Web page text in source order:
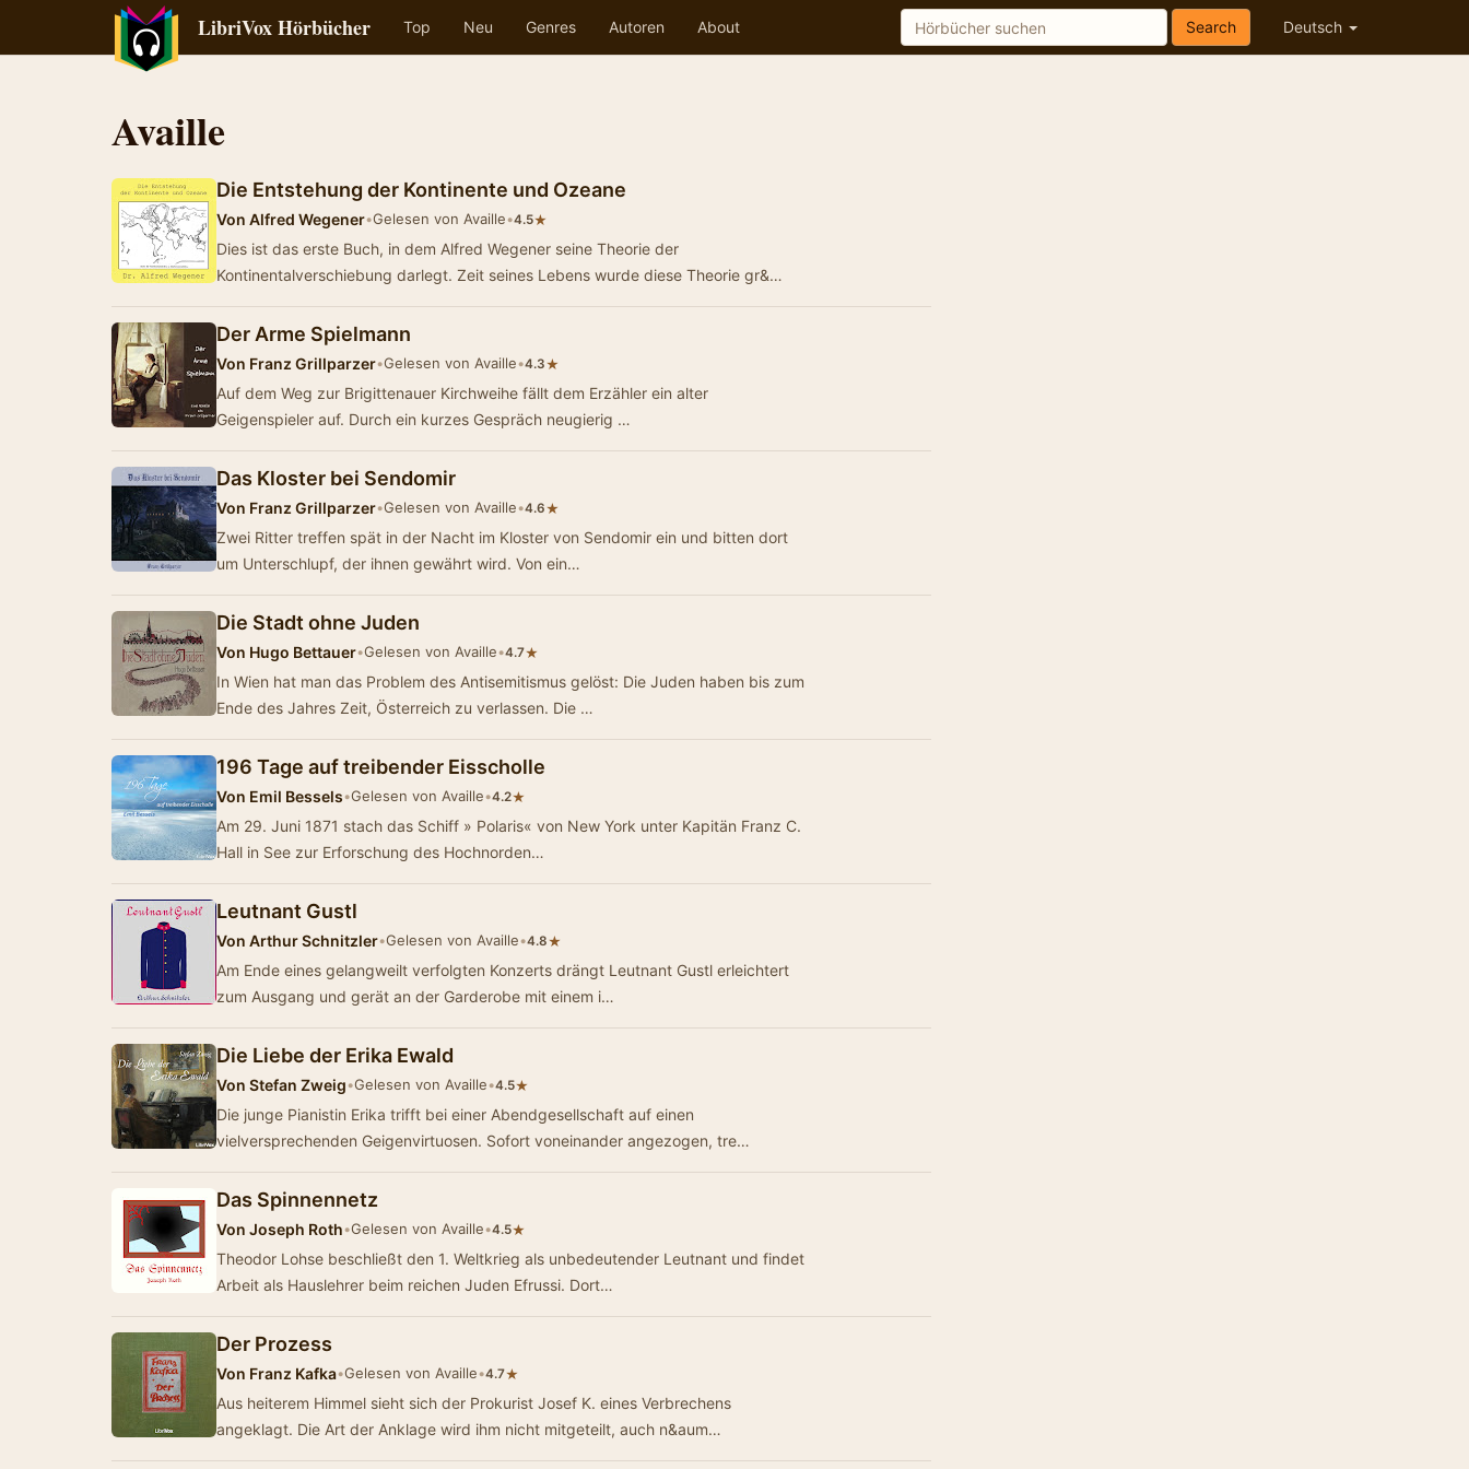
LibriVox Hörbücher Top Neu Genres Autoren About Deutsch
Search
Availle
Die Entstehung der Kontinente und Ozeane
Von Alfred Wegener•Gelesen von Availle•4.5★
Dies ist das erste Buch, in dem Alfred Wegener seine Theorie der
Kontinentalverschiebung darlegt. Zeit seines Lebens wurde diese Theorie gr&…
Der Arme Spielmann
Von Franz Grillparzer•Gelesen von Availle•4.3★
Auf dem Weg zur Brigittenauer Kirchweihe fällt dem Erzähler ein alter
Geigenspieler auf. Durch ein kurzes Gespräch neugierig …
Das Kloster bei Sendomir
Von Franz Grillparzer•Gelesen von Availle•4.6★
Zwei Ritter treffen spät in der Nacht im Kloster von Sendomir ein und bitten dort
um Unterschlupf, der ihnen gewährt wird. Von ein…
Die Stadt ohne Juden
Von Hugo Bettauer•Gelesen von Availle•4.7★
In Wien hat man das Problem des Antisemitismus gelöst: Die Juden haben bis zum
Ende des Jahres Zeit, Österreich zu verlassen. Die …
196 Tage auf treibender Eisscholle
Von Emil Bessels•Gelesen von Availle•4.2★
Am 29. Juni 1871 stach das Schiff » Polaris« von New York unter Kapitän Franz C.
Hall in See zur Erforschung des Hochnorden…
Leutnant Gustl
Von Arthur Schnitzler•Gelesen von Availle•4.8★
Am Ende eines gelangweilt verfolgten Konzerts drängt Leutnant Gustl erleichtert
zum Ausgang und gerät an der Garderobe mit einem i…
Die Liebe der Erika Ewald
Von Stefan Zweig•Gelesen von Availle•4.5★
Die junge Pianistin Erika trifft bei einer Abendgesellschaft auf einen
vielversprechenden Geigenvirtuosen. Sofort voneinander angezogen, tre…
Das Spinnennetz
Von Joseph Roth•Gelesen von Availle•4.5★
Theodor Lohse beschließt den 1. Weltkrieg als unbedeutender Leutnant und findet
Arbeit als Hauslehrer beim reichen Juden Efrussi. Dort…
Der Prozess
Von Franz Kafka•Gelesen von Availle•4.7★
Aus heiterem Himmel sieht sich der Prokurist Josef K. eines Verbrechens
angeklagt. Die Art der Anklage wird ihm nicht mitgeteilt, auch n&aum…